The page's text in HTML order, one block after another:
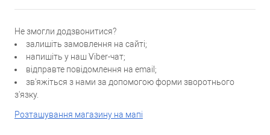
Не змогли додзвонитися?
залишіть замовлення на сайті;
напишіть у наш Viber-чат;
відправте повідомлення на email;
зв'яжіться з нами за допомогою форми зворотнього
з'язку.
Розташування магазину на мапі